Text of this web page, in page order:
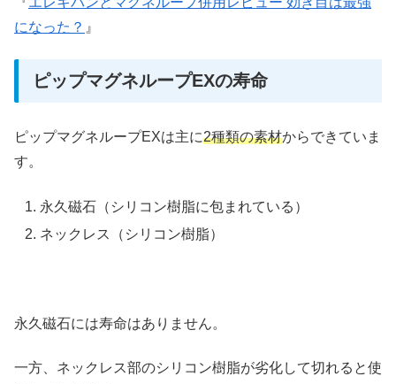
になった？ 』
ピップマグネループEXの寿命
ピップマグネループEXは主に2種類の素材からできていま
す。
永久磁石（シリコン樹脂に包まれている）
ネックレス（シリコン樹脂）
永久磁石には寿命はありません。
一方、ネックレス部のシリコン樹脂が劣化して切れると使